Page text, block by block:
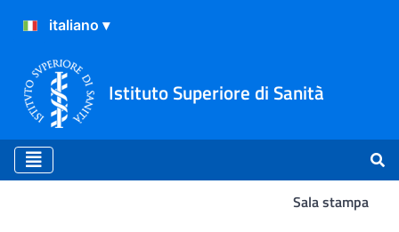
Istituto Superiore di Sanità
Sala stampa